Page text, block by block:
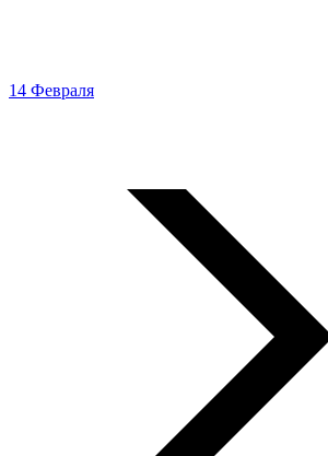
14 Февраля